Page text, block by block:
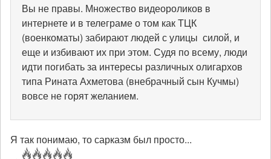
Вы не правы. Множество видеороликов в
интернете и в телеграме о том как ТЦК
(военкоматы) забирают людей с улицы силой, и
еще и избивают их при этом. Судя по всему, люди
идти погибать за интересы различных олигархов
типа Рината Ахметова (внебрачный сын Кучмы)
вовсе не горят желанием.
Я так понимаю, то сарказм был просто...